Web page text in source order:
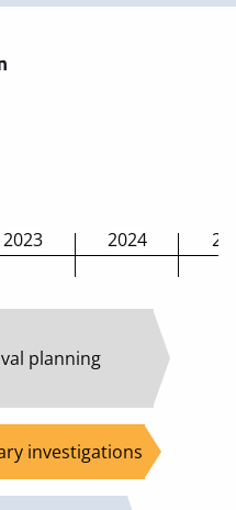
2023 2024
planning
investigations